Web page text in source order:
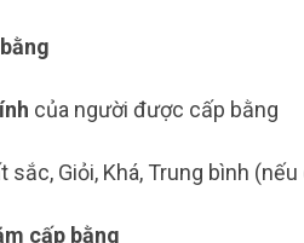
của người được cấp bằng
sắc, Giỏi, Khá, Trung bình (nếu
cấp bằng